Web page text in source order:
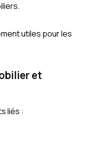
utiles pour les
et
liés :